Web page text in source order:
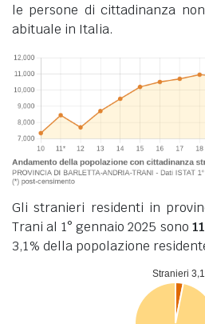
le persone di cittadinanza
abituale in Italia.
Gli stranieri residenti in
Trani al 1° gennaio 2025 sono
3,1% della popolazione